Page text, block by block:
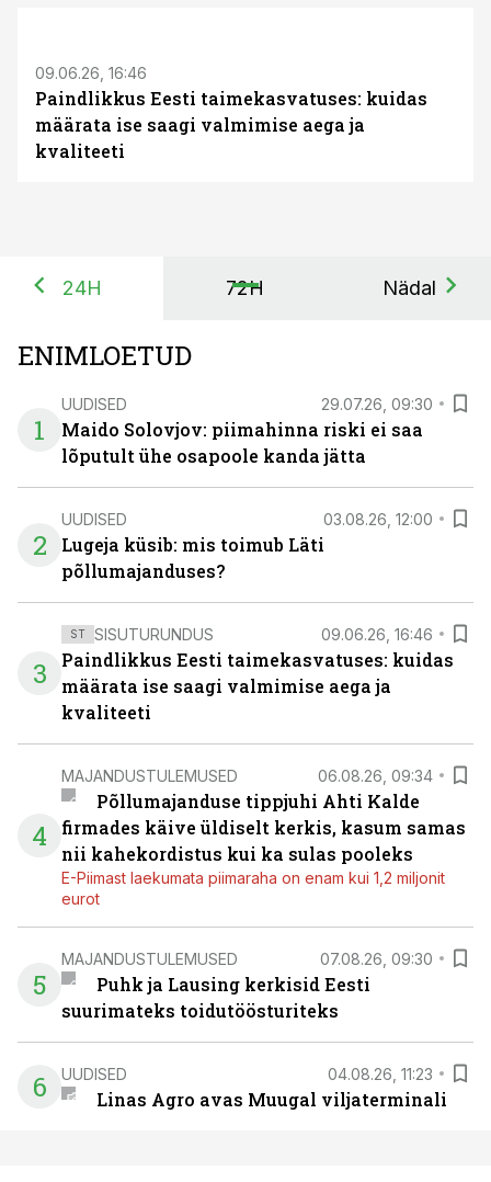
09.06.26, 16:46
Paindlikkus Eesti taimekasvatuses: kuidas
määrata ise saagi valmimise aega ja
kvaliteeti
24H 72H Nädal
ENIMLOETUD
1
UUDISED 29.07.26, 09:30
Maido Solovjov: piimahinna riski ei saa
lõputult ühe osapoole kanda jätta
2
UUDISED 03.08.26, 12:00
Lugeja küsib: mis toimub Läti
põllumajanduses?
3
ST SISUTURUNDUS 09.06.26, 16:46
Paindlikkus Eesti taimekasvatuses: kuidas
määrata ise saagi valmimise aega ja
kvaliteeti
4
MAJANDUSTULEMUSED 06.08.26, 09:34
Põllumajanduse tippjuhi Ahti Kalde
firmades käive üldiselt kerkis, kasum samas
nii kahekordistus kui ka sulas pooleks
E-Piimast laekumata piimaraha on enam kui 1,2 miljonit
eurot
5
MAJANDUSTULEMUSED 07.08.26, 09:30
Puhk ja Lausing kerkisid Eesti
suurimateks toidutöösturiteks
6 UUDISED 04.08.26, 11:23
Linas Agro avas Muugal viljaterminali